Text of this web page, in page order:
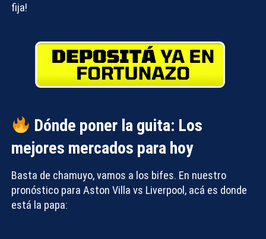
fija!
Dónde poner la guita: Los
mejores mercados para hoy
Basta de chamuyo, vamos a los bifes. En nuestro
pronóstico para Aston Villa vs Liverpool, acá es donde
está la papa: